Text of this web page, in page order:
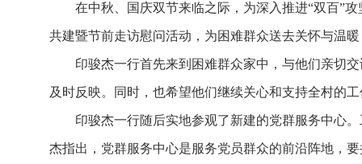
在中秋、国庆双节来临之际，为深入推进“双百”
共建暨节前走访慰问活动，为困难群众送去关怀与温
印骏杰一行首先来到困难群众家中，与他们亲切
及时反映。同时，也希望他们继续关心和支持全村的
印骏杰一行随后实地参观了新建的党群服务中心
杰指出，党群服务中心是服务党员群众的前沿阵地，